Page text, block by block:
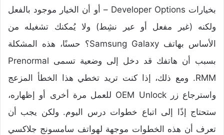
بخيارات Developer Options – أو أن الخيار موجود بالفعل
ولكنه (غير مفعل أو عير نشِط) ولا يُمكنك تشغيله من
الأساس بهاتف Samsung Galaxy؟ حسنًا، هذه المشكلة
بسبب أن هاتفك قد دخل إلى وضعية تسمى Prenormal
RMM. ومع ذلك، إذا كنت تريد تخطي هذا الخطأ المزعج
واسترجاع زر OEM Unlock للعمل مرة أخرى أو إظهاره،
ستحتاج إذًا إلى اتباع خطوات درس اليوم. ولكن يجب أن
تعرف أن هذه الخطوات موجهة لهواتف سامسونج جلاكسي